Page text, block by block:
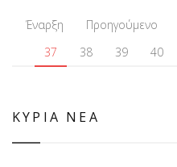
Έναρξη Προηγούμενο
37
38 39 40
ΚΥΡΙΑ ΝΕΑ